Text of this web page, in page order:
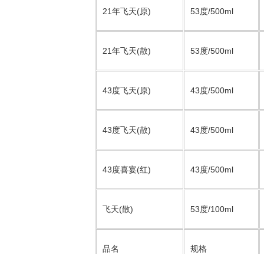
21年飞天(原) 53度/500ml
21年飞天(散) 53度/500ml
43度飞天(原) 43度/500ml
43度飞天(散) 43度/500ml
43度喜宴(红) 43度/500ml
飞天(散) 53度/100ml
品名 规格